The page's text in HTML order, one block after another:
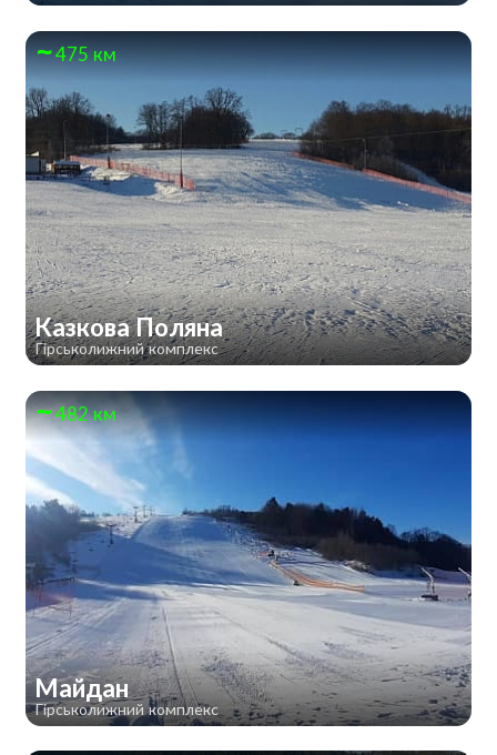
475 км
Казкова Поляна
Гірськолижний комплекс
482 км
Майдан
Гірськолижний комплекс